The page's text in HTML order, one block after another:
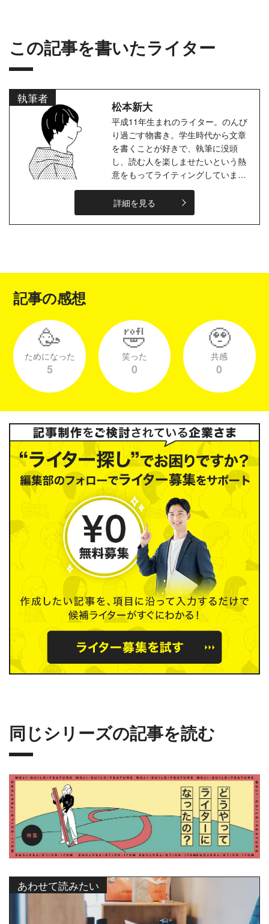
この記事を書いたライター
執筆者
松本新大
平成11年生まれのライター。のんび
り過ごす物書き。学生時代から文章
を書くことが好きで、執筆に没頭
し、読む人を楽しませたいという熱
意をもってライティングしていま
す！大学ではマーケティングを中心
に経済を学びました。マーケティン
グと社...
詳細を見る
記事の感想
🥳
ためになった
5
🤣
笑った
0
🥹
共感
0
同じシリーズの記事を読む
あわせて読みたい